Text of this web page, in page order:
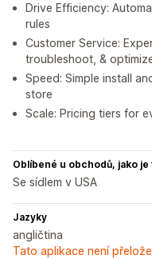
Drive Efficiency:
rules
Customer Service:
troubleshoot, &
Speed: Simple install
store
Scale: Pricing tiers for
Oblíbené u obchodů, jako je
Se sídlem v USA
Jazyky
angličtina
Tato aplikace není